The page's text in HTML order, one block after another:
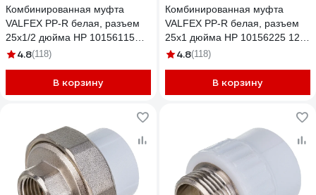
Комбинированная муфта
VALFEX PP-R белая, разъем
25х1/2 дюйма НР 10156115
127-0223
4.8(118)
В корзину
Комбинированная муфта
VALFEX PP-R белая, разъем
25х1 дюйма НР 10156225 127-
0225
4.8(118)
В корзину